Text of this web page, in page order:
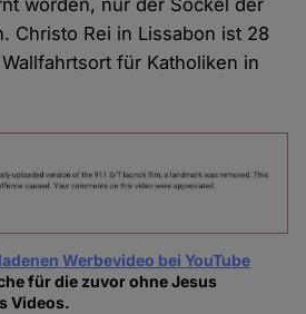
worden, nur der Sockel der
Christo Rei in Lissabon ist 28
für Katholiken in
Werbevideo bei YouTube
für die zuvor ohne Jesus
Videos.